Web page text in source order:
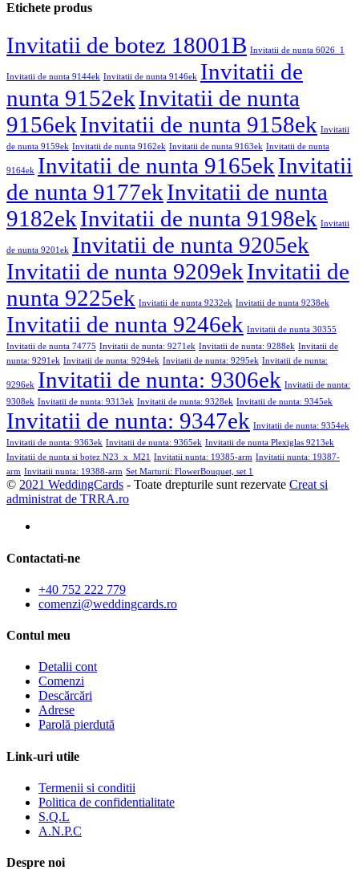
Etichete produs
Invitatii de botez 18001B Invitatii de nunta 6026_1
Invitatii de nunta 9144ek Invitatii de nunta 9146ek Invitatii de
nunta 9152ekInvitatii de nunta
9156ekInvitatii de nunta 9158ek Invitatii
de nunta 9159ek Invitatii de nunta 9162ek Invitatii de nunta 9163ek Invitatii de nunta
9164ek Invitatii de nunta 9165ekInvitatii
de nunta 9177ekInvitatii de nunta
9182ekInvitatii de nunta 9198ek Invitatii
de nunta 9201ek Invitatii de nunta 9205ek
Invitatii de nunta 9209ekInvitatii de
nunta 9225ek Invitatii de nunta 9232ek Invitatii de nunta 9238ek
Invitatii de nunta 9246ek Invitatii de nunta 30355
Invitatii de nunta 74775 Invitatii de nunta: 9271ek Invitatii de nunta: 9288ek Invitatii de
nunta: 9291ek Invitatii de nunta: 9294ek Invitatii de nunta: 9295ek Invitatii de nunta:
9296ek Invitatii de nunta: 9306ek Invitatii de nunta:
9308ek Invitatii de nunta: 9313ek Invitatii de nunta: 9328ek Invitatii de nunta: 9345ek
Invitatii de nunta: 9347ek Invitatii de nunta: 9354ek
Invitatii de nunta: 9363ek Invitatii de nunta: 9365ek Invitatii de nunta Plexiglas 9213ek
Invitatii de nunta si botez N23_x_M21 Invitatii nunta: 19385-arm Invitatii nunta: 19387-
arm Invitatii nunta: 19388-arm Set Marturii: FlowerBouquet, set 1
© 2021 WeddingCards - Toate drepturile sunt rezervate Creat si
administrat de TRRA.ro
Contactati-ne
+40 752 222 779
comenzi@weddingcards.ro
Contul meu
Detalii cont
Comenzi
Descărcări
Adrese
Parolă pierdută
Link-uri utile
Termenii si conditii
Politica de confidentialitate
S.Q.L
A.N.P.C
Despre noi